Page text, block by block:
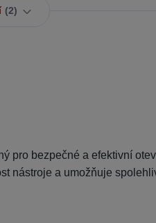
2
pro bezpečné a efektivní
nástroje a umožňuje